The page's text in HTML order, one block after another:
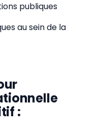
publiques
au sein de la
: